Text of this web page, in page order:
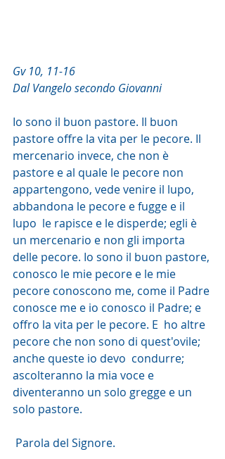
Gv 10, 11-16
Dal Vangelo secondo Giovanni
Io sono il buon pastore. Il buon
pastore offre la vita per le pecore. Il
mercenario invece, che non è
pastore e al quale le pecore non
appartengono, vede venire il lupo,
abbandona le pecore e fugge e il
lupo  le rapisce e le disperde; egli è
un mercenario e non gli importa
delle pecore. Io sono il buon pastore,
conosco le mie pecore e le mie
pecore conoscono me, come il Padre
conosce me e io conosco il Padre; e
offro la vita per le pecore. E  ho altre
pecore che non sono di quest'ovile;
anche queste io devo  condurre;
ascolteranno la mia voce e
diventeranno un solo gregge e un
solo pastore.
Parola del Signore.